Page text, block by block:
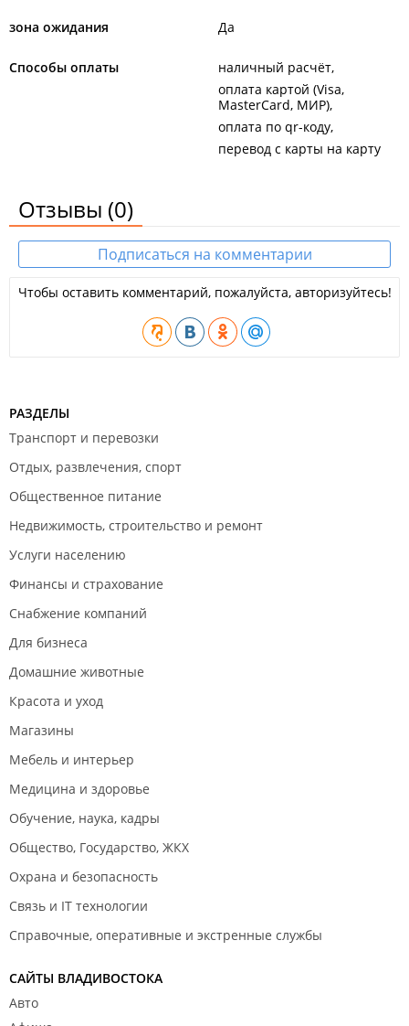
зона ожидания Да
Способы оплаты
наличный расчёт
оплата картой (Visa,
MasterCard, МИР)
оплата по qr-коду
перевод с карты на карту
Отзывы (0)
Подписаться на комментарии
Чтобы оставить комментарий, пожалуйста, авторизуйтесь!
РАЗДЕЛЫ
Транспорт и перевозки
Отдых, развлечения, спорт
Общественное питание
Недвижимость, строительство и ремонт
Услуги населению
Финансы и страхование
Снабжение компаний
Для бизнеса
Домашние животные
Красота и уход
Магазины
Мебель и интерьер
Медицина и здоровье
Обучение, наука, кадры
Общество, Государство, ЖКХ
Охрана и безопасность
Связь и IT технологии
Справочные, оперативные и экстренные службы
САЙТЫ ВЛАДИВОСТОКА
Авто